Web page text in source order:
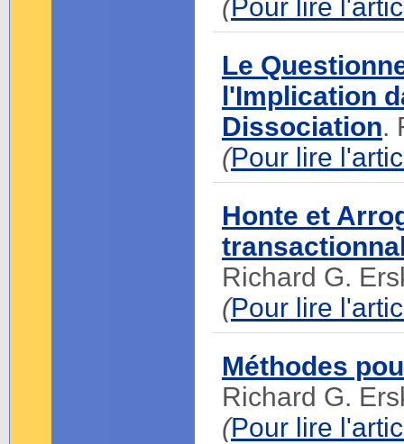
(Pour lire
Le
l'Implication
Dissociation.
(Pour lire
Honte et
Richard G.
(Pour lire
Méthodes
Richard G.
(Pour lire